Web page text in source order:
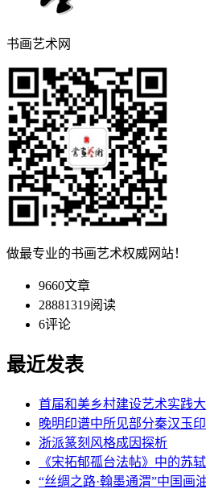
书画艺术网
做最专业的书画艺术权威网站！
9660文章
28881319阅读
6评论
最近发表
首届和美乡村建设艺术实践
晚明印谱中所见部分秦汉玉
浙派篆刻风格成因探析
《宋拓郁孤台法帖》中的苏
“丝绸之路·翰墨通渭”中国画